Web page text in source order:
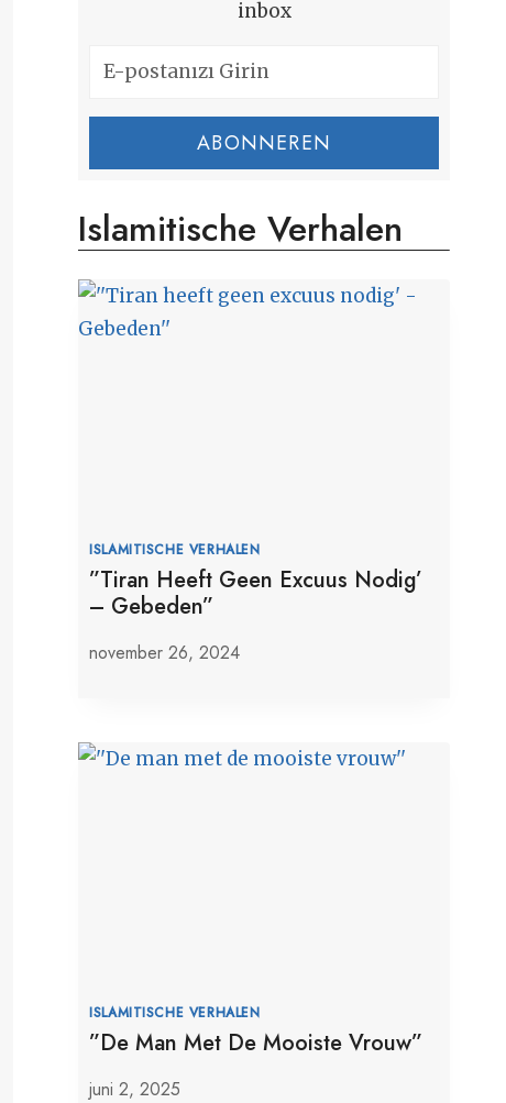
inbox
ABONNEREN
Islamitische Verhalen
ISLAMITISCHE VERHALEN
”Tiran Heeft Geen Excuus Nodig’
– Gebeden”
november 26, 2024
ISLAMITISCHE VERHALEN
”De Man Met De Mooiste Vrouw”
juni 2, 2025